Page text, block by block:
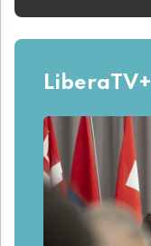
LiberaTV+